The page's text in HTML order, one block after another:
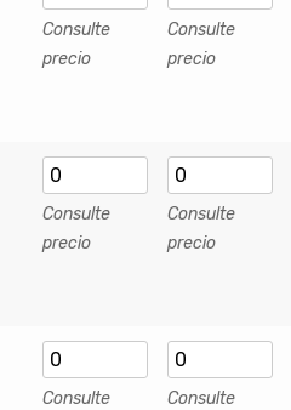
Consulte
precio
Consulte
precio
Consulte
precio
Consulte
precio
Consulte Consulte